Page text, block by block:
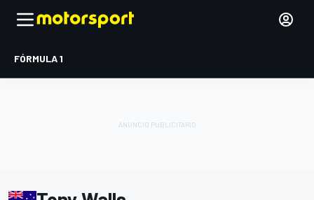
FÓRMULA 1